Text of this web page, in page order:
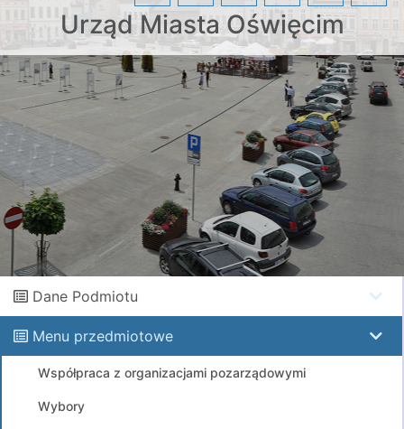
Urząd Miasta Oświęcim
Dane Podmiotu
Menu przedmiotowe
Współpraca z organizacjami pozarządowymi
Wybory